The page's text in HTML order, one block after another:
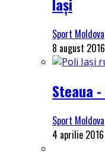
Iași
Sport Moldova
8 august 2016
Steaua
Sport Moldova
4 aprilie 2016